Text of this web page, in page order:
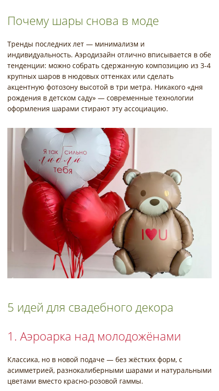
Почему шары снова в моде
Тренды последних лет — минимализм и
индивидуальность. Аэродизайн отлично вписывается в обе
тенденции: можно собрать сдержанную композицию из 3-4
крупных шаров в нюдовых оттенках или сделать
акцентную фотозону высотой в три метра. Никакого «дня
рождения в детском саду» — современные технологии
оформления шарами стирают эту ассоциацию.
5 идей для свадебного декора
1. Аэроарка над молодожёнами
Классика, но в новой подаче — без жёстких форм, с
асимметрией, разнокалиберными шарами и натуральными
цветами вместо красно-розовой гаммы.